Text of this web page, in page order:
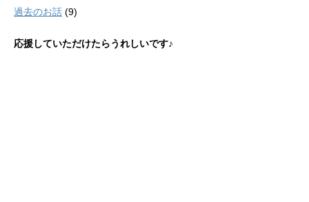
過去のお話 (9)
応援していただけたらうれしいです♪